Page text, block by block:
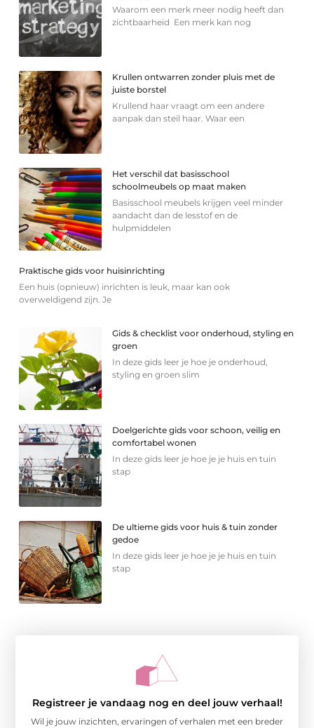
Waarom een merk meer nodig heeft dan
zichtbaarheid Een merk kan nog
Krullen ontwarren zonder pluis met de
juiste borstel
Krullend haar vraagt om een andere
aanpak dan steil haar. Waar een
Het verschil dat basisschool
schoolmeubels op maat maken
Basisschool meubels krijgen veel minder
aandacht dan de lesstof en de
hulpmiddelen
Praktische gids voor huisinrichting
Een huis (opnieuw) inrichten is leuk, maar kan ook
overweldigend zijn. Je
Gids & checklist voor onderhoud, styling en
groen
In deze gids leer je hoe je onderhoud,
styling en groen slim
Doelgerichte gids voor schoon, veilig en
comfortabel wonen
In deze gids leer je hoe je je huis en tuin
stap
De ultieme gids voor huis & tuin zonder
gedoe
In deze gids leer je hoe je je huis en tuin
stap
Registreer je vandaag nog en deel jouw verhaal!
Wil je jouw inzichten, ervaringen of verhalen met een breder